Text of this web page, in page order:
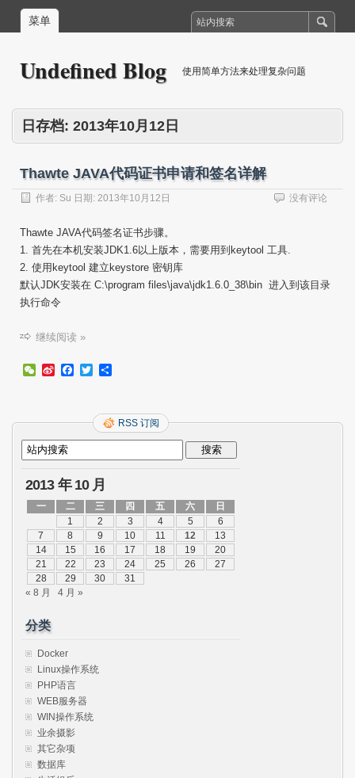
菜单
Undefined Blog 使用简单方法来处理复杂问题
日存档: 2013年10月12日
Thawte JAVA代码证书申请和签名详解
作者: Su 日期: 2013年10月12日 没有评论
Thawte JAVA代码签名证书步骤。
1. 首先在本机安装JDK1.6以上版本，需要用到keytool 工具.
2. 使用keytool 建立keystore 密钥库
默认JDK安装在 C:\program files\java\jdk1.6.0_38\bin 进入到该目录
执行命令
继续阅读 »
WeChat
SinaFacebook
Twitter
RSS 订阅
2013 年 10 月
一 二 三 四 五 六
日
1
2 3 4 5
6
7
8 9 10 11 12
13
14
15 16 17 18 19
20
21
22 23 24 25 26
27
28
29 30
31
« 8 月
4 月 »
分类
Docker
Linux操作系统
PHP语言
WEB服务器
WIN操作系统
业余摄影
其它杂项
数据库